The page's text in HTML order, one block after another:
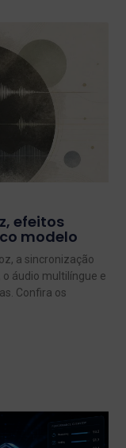
efeitos
modelo
a sincronização
áudio multilíngue e
Confira os